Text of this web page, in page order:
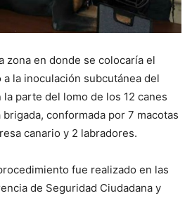
zona en donde se colocaría el
la inoculación subcutánea del
parte del lomo de los 12 canes
conformada por 7 macotas
canario y 2 labradores.
fue realizado en las
de Seguridad Ciudadana y